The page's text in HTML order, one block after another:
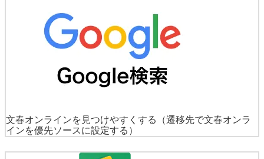
文春オンラインを見つけやすくする
（遷移先で文春オンラ
インを優先ソースに設定する）